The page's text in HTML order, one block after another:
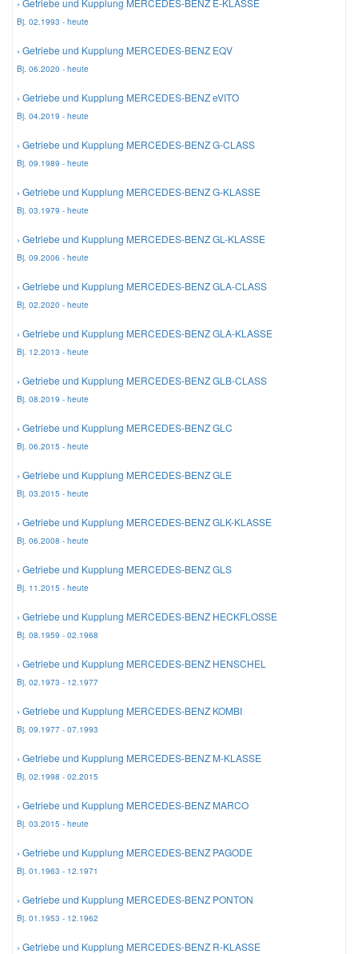
› Getriebe und Kupplung MERCEDES-BENZ E-KLASSE
Bj. 02.1993 - heute
› Getriebe und Kupplung MERCEDES-BENZ EQV
Bj. 06.2020 - heute
› Getriebe und Kupplung MERCEDES-BENZ eVITO
Bj. 04.2019 - heute
› Getriebe und Kupplung MERCEDES-BENZ G-CLASS
Bj. 09.1989 - heute
› Getriebe und Kupplung MERCEDES-BENZ G-KLASSE
Bj. 03.1979 - heute
› Getriebe und Kupplung MERCEDES-BENZ GL-KLASSE
Bj. 09.2006 - heute
› Getriebe und Kupplung MERCEDES-BENZ GLA-CLASS
Bj. 02.2020 - heute
› Getriebe und Kupplung MERCEDES-BENZ GLA-KLASSE
Bj. 12.2013 - heute
› Getriebe und Kupplung MERCEDES-BENZ GLB-CLASS
Bj. 08.2019 - heute
› Getriebe und Kupplung MERCEDES-BENZ GLC
Bj. 06.2015 - heute
› Getriebe und Kupplung MERCEDES-BENZ GLE
Bj. 03.2015 - heute
› Getriebe und Kupplung MERCEDES-BENZ GLK-KLASSE
Bj. 06.2008 - heute
› Getriebe und Kupplung MERCEDES-BENZ GLS
Bj. 11.2015 - heute
› Getriebe und Kupplung MERCEDES-BENZ HECKFLOSSE
Bj. 08.1959 - 02.1968
› Getriebe und Kupplung MERCEDES-BENZ HENSCHEL
Bj. 02.1973 - 12.1977
› Getriebe und Kupplung MERCEDES-BENZ KOMBI
Bj. 09.1977 - 07.1993
› Getriebe und Kupplung MERCEDES-BENZ M-KLASSE
Bj. 02.1998 - 02.2015
› Getriebe und Kupplung MERCEDES-BENZ MARCO
Bj. 03.2015 - heute
› Getriebe und Kupplung MERCEDES-BENZ PAGODE
Bj. 01.1963 - 12.1971
› Getriebe und Kupplung MERCEDES-BENZ PONTON
Bj. 01.1953 - 12.1962
› Getriebe und Kupplung MERCEDES-BENZ R-KLASSE
Skoda Ersatzteile
Smart Ersatzteile
Suzuki Ersatzteile
Toyota Ersatzteile
Vauxhall Ersatzteile
Volvo Ersatzteile